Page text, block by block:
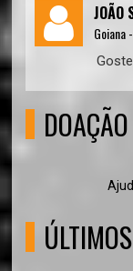
JOÃO
Goiana
DOAÇÃO